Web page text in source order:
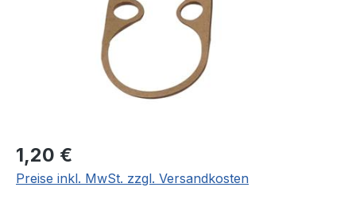
Regulärer Preis:
1,20 €
Preise inkl. MwSt. zzgl. Versandkosten